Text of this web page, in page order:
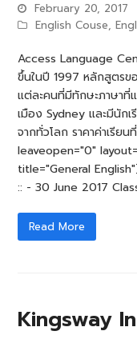
February 20, 2017
English Couse,
Access Language
ขึ้นในปี 1997 หลักสูตรข
แต่ละคนที่มีทักษะภาษาที่
เมือง Sydney และมีนัก
จากทั่วโลก ราคาค่าเรี
leaveopen="0"
title="General
:: - 30 June 2017
Read More
Kingsway